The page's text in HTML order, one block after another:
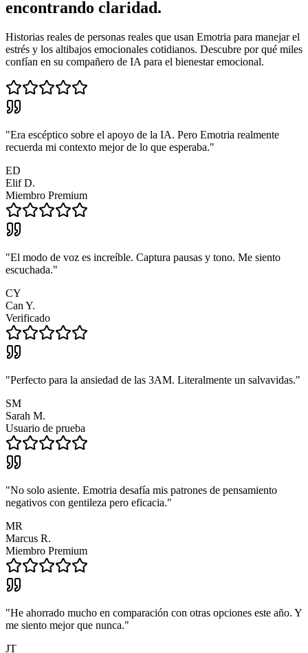
encontrando claridad.
Historias reales de personas reales que usan Emotria para manejar el
estrés y los altibajos emocionales cotidianos. Descubre por qué miles
confían en su compañero de IA para el bienestar emocional.
"Era escéptico sobre el apoyo de la IA. Pero Emotria realmente
recuerda mi contexto mejor de lo que esperaba."
ED
Elif D.
Miembro Premium
"El modo de voz es increíble. Captura pausas y tono. Me siento
escuchada."
CY
Can Y.
Verificado
"Perfecto para la ansiedad de las 3AM. Literalmente un salvavidas."
SM
Sarah M.
Usuario de prueba
"No solo asiente. Emotria desafía mis patrones de pensamiento
negativos con gentileza pero eficacia."
MR
Marcus R.
Miembro Premium
"He ahorrado mucho en comparación con otras opciones este año. Y
me siento mejor que nunca."
JT